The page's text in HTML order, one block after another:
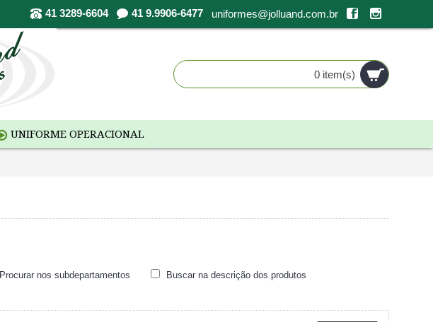
41 3289-6604 41 9.9906-6477 uniformes@jolluand.com.br
0 item(s)
UNIFORME OPERACIONAL
Procurar nos subdepartamentos Buscar na descrição dos produtos